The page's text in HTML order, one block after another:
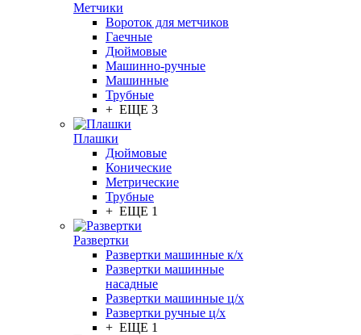
Метчики
Вороток для метчиков
Гаечные
Дюймовые
Машинно-ручные
Машинные
Трубные
+ ЕЩЕ 3
Плашки
Дюймовые
Конические
Метрические
Трубные
+ ЕЩЕ 1
Развертки
Развертки машинные к/х
Развертки машинные
насадные
Развертки машинные ц/х
Развертки ручные ц/х
+ ЕЩЕ 1